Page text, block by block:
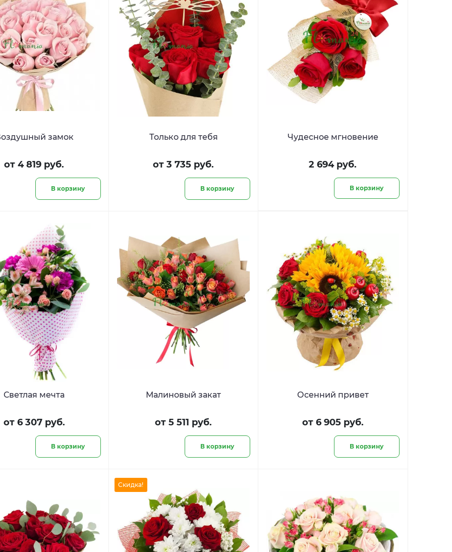
замок
от 4 819 руб.
В корзину
Только для тебя
от 3 735 руб.
В корзину
Чудесное мгновение
2 694 руб.
В корзину
Светлая мечта
от 6 307 руб.
В корзину
Малиновый закат
от 5 511 руб.
В корзину
Осенний привет
от 6 905 руб.
В корзину
Скидка!